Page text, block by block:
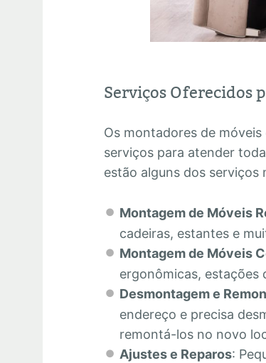
Serviços Oferecidos
Os montadores de
serviços para atender
estão alguns dos serviços
Montagem de Móveis
cadeiras, estantes e
Montagem de Móveis
ergonômicas, estações
Desmontagem e
endereço e precisa
remontá-los no novo
Ajustes e Reparos: